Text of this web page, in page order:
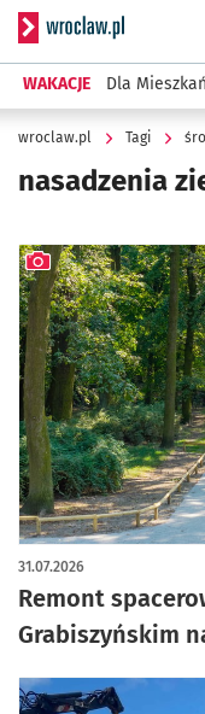
Serwis
WAKACJE Dla
wroclaw.pl Tagi
nasadzenia
Remont
Grabiszyńskim
31.07.2026
artykuł z galerią zdjęć